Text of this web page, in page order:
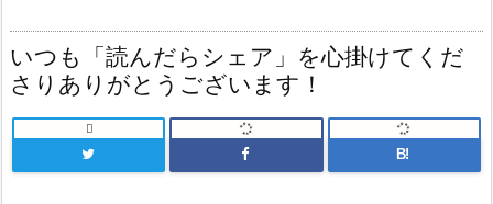
いつも「読んだらシェア」を心掛けてくだ
さりありがとうございます！

B!